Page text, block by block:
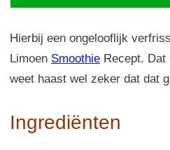
Hierbij een ongelooflijk
Limoen Smoothie Recept.
weet haast wel zeker dat dat
Ingrediënten